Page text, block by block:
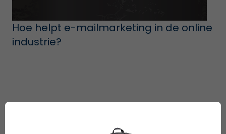
Hoe helpt e-mailmarketing in de online
industrie?